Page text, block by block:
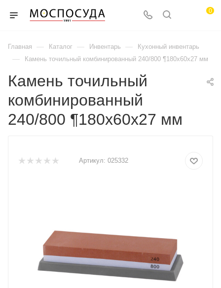
0
Главная — Каталог — Инвентарь — Кухонный инвентарь
— Камень точильный комбинированный 240/800 ¶180х60х27 мм
Камень точильный
комбинированный
240/800 ¶180х60х27 мм
Артикул: 025332